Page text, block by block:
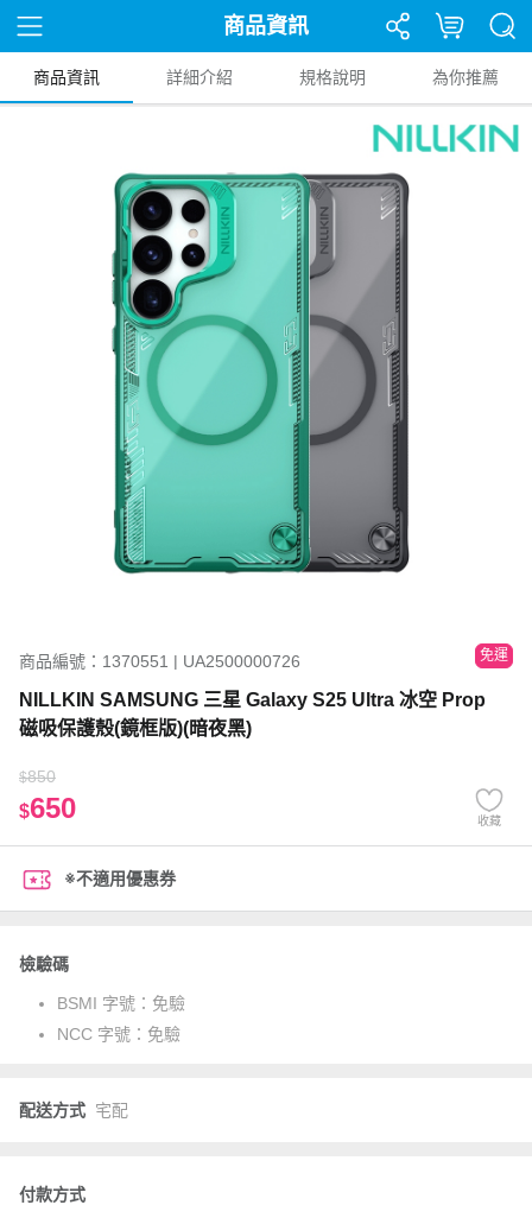
商品資訊
商品資訊 詳細介紹 規格說明 為你推薦
商品編號：1370551 | UA2500000726 免運
NILLKIN SAMSUNG 三星 Galaxy S25 Ultra 冰空 Prop
磁吸保護殼(鏡框版)(暗夜黑)
$850
$650 收藏
※不適用優惠券
檢驗碼
BSMI 字號： 免驗
NCC 字號： 免驗
配送方式 宅配
付款方式